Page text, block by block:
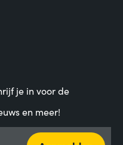
je in voor de
en meer!